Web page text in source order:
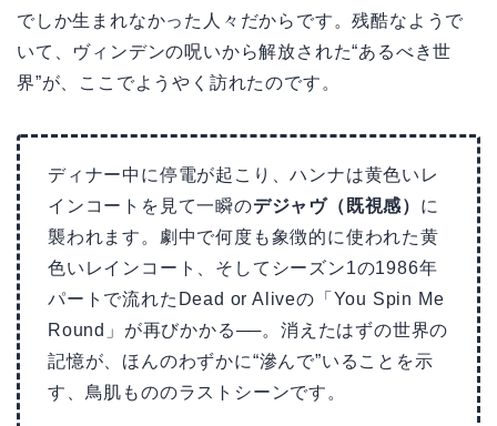
でしか生まれなかった人々だからです。残酷なようで
いて、ヴィンデンの呪いから解放された“あるべき世
界”が、ここでようやく訪れたのです。
ディナー中に停電が起こり、ハンナは黄色いレ
インコートを見て一瞬のデジャヴ（既視感） に
襲われます。劇中で何度も象徴的に使われた黄
色いレインコート、そしてシーズン1の1986年
パートで流れたDead or Aliveの「You Spin Me
Round」が再びかかる──。消えたはずの世界の
記憶が、ほんのわずかに“滲んで”いることを示
す、鳥肌もののラストシーンです。